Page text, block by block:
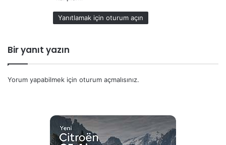
i
:
Yanıtlamak için oturum açın
Bir yanıt yazın
Yorum yapabilmek için oturum açmalısınız.